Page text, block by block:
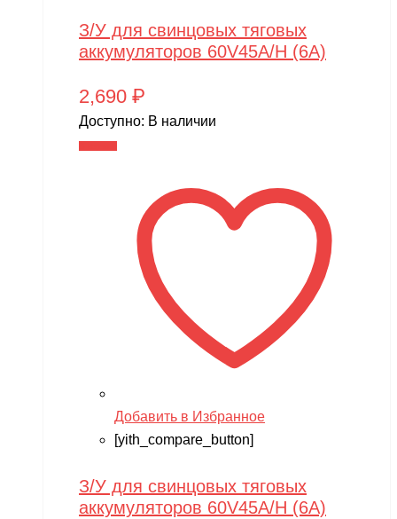
З/У для свинцовых тяговых
аккумуляторов 60V45A/H (6A)
2,690 ₽
Доступно: В наличии
Добавить в Избранное
[yith_compare_button]
З/У для свинцовых тяговых
аккумуляторов 60V45A/H (6A)